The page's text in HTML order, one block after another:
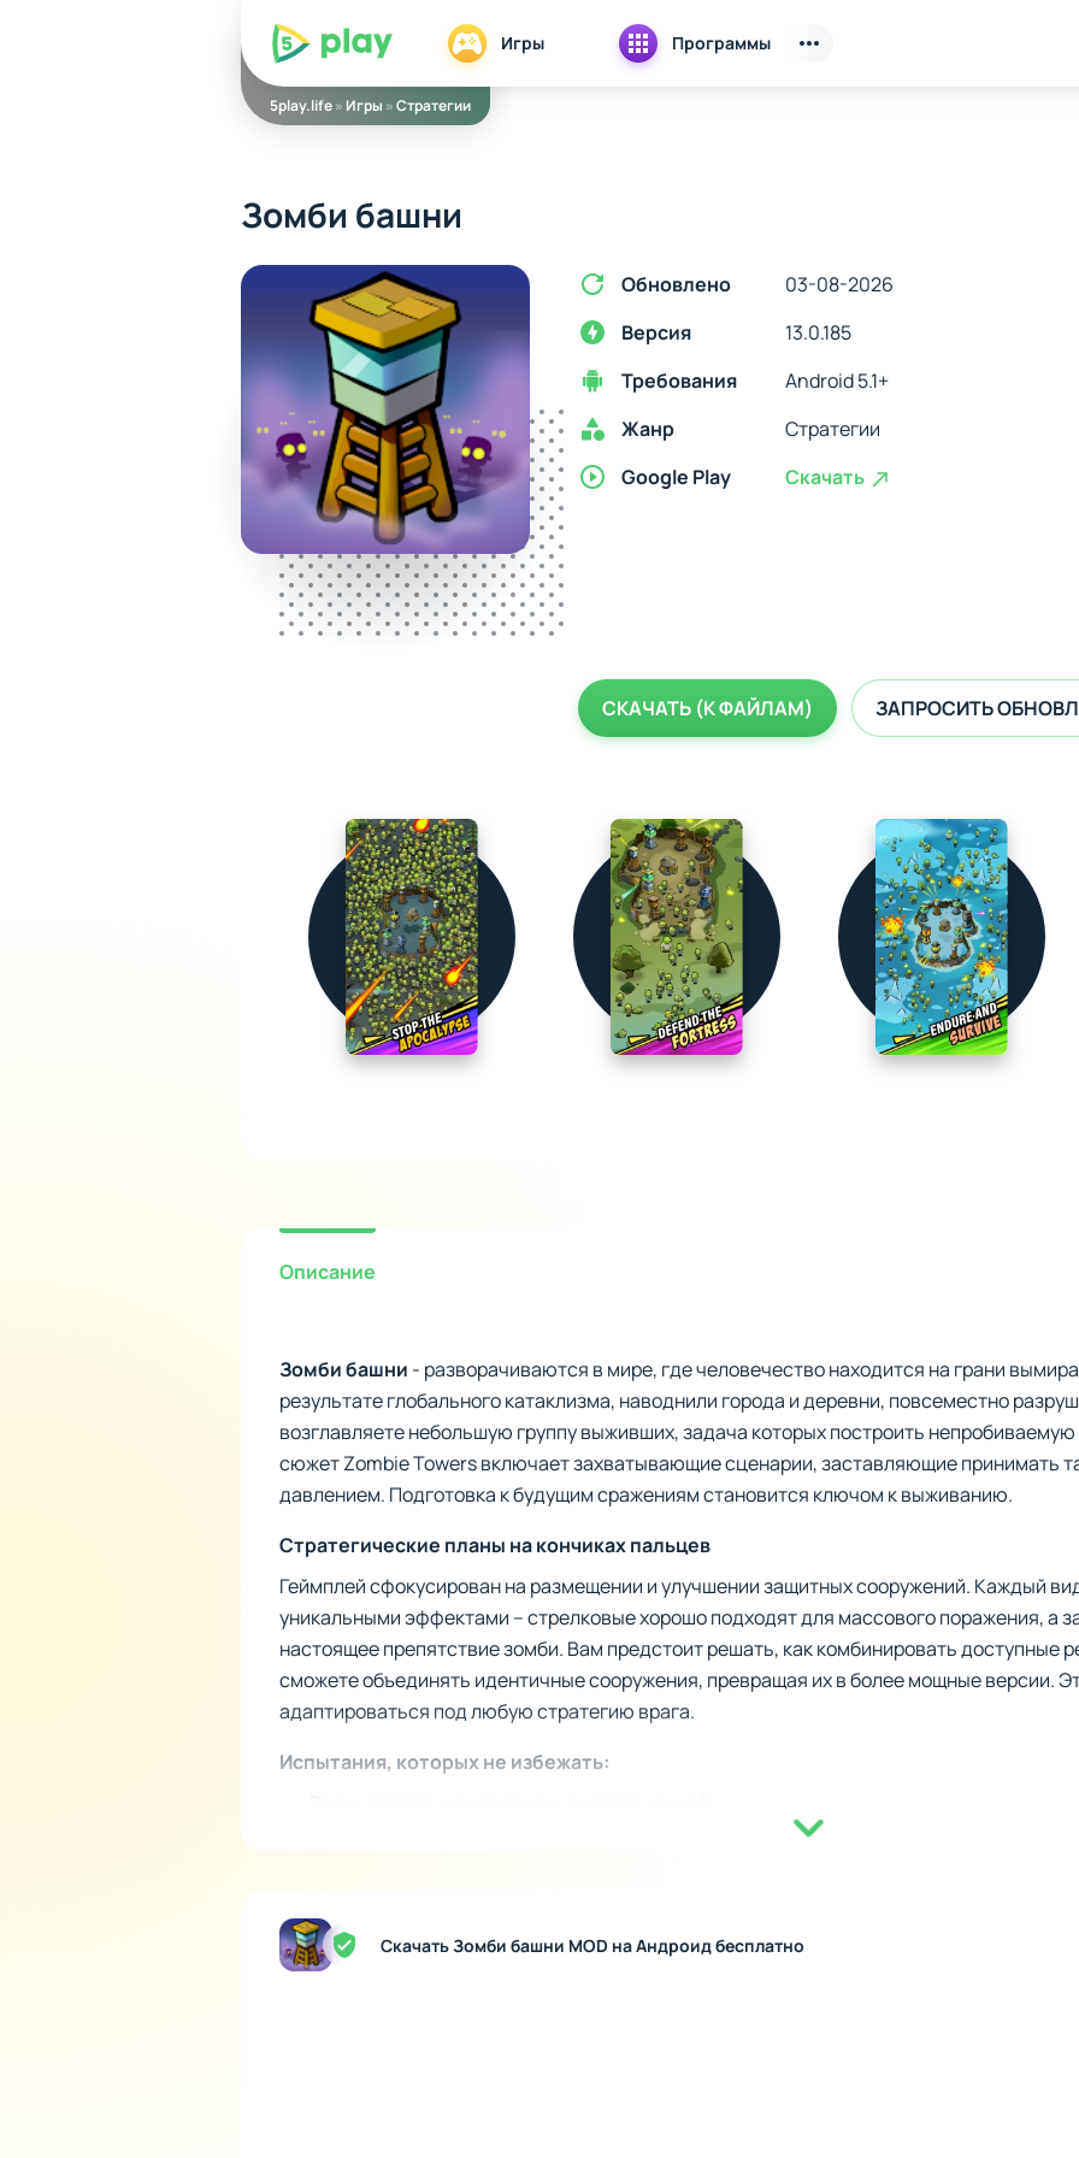
5play Игры Программы
5play.life»Игры »Стратегии
Зомби башни
Обновлено
03-08-2026
Версия
13.0.185
Требования
Android 5.1+
Жанр
Стратегии
Google Play
Скачать
СКАЧАТЬ (К ФАЙЛАМ) ЗАПРОСИТЬ
Описание
Зомби башни - разворачиваются в мире, где человечество находится на грани
результате глобального катаклизма, наводнили города и деревни, повсеместно
возглавляете небольшую группу выживших, задача которых построить
сюжет Zombie Towers включает захватывающие сценарии, заставляющие принимать
давлением. Подготовка к будущим сражениям становится ключом к выживанию.
Стратегические планы на кончиках пальцев
Геймплей сфокусирован на размещении и улучшении защитных сооружений. Каждый
уникальными эффектами – стрелковые хорошо подходят для массового поражения, а
настоящее препятствие зомби. Вам предстоит решать, как комбинировать доступные
сможете объединять идентичные сооружения, превращая их в более мощные версии.
адаптироваться под любую стратегию врага.
Испытания, которых не избежать:
Постепенное увеличение сложности уровней
Механика прокачки без лишних сложностей
Скачать Зомби башни MOD на Андроид бесплатно